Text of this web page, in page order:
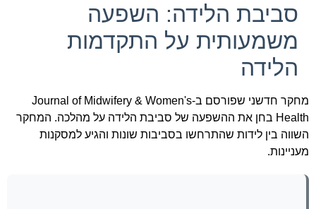
סביבת הלידה: השפעה
משמעותית על התקדמות
הלידה
מחקר חדשני שפורסם ב-Journal of Midwifery & Women's
Health בחן את ההשפעה של סביבת הלידה על מהלכה. המחקר
השווה בין לידות שהתרחשו בסביבות שונות והגיע למסקנות
מעניינות.